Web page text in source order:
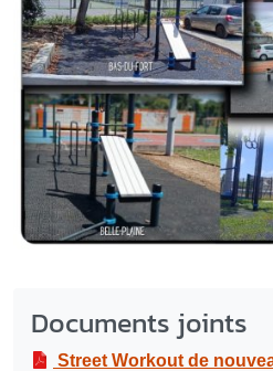
Documents joints
Street Workout de nouveaux